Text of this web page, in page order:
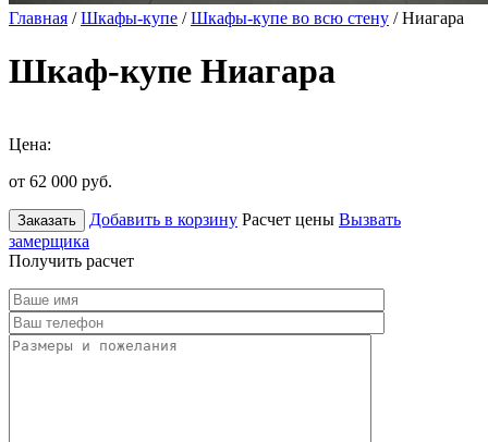
Главная /Шкафы-купе /Шкафы-купе во всю стену / Ниагара
Шкаф-купе Ниагара
Цена:
от 62 000 руб.
Заказать Добавить в корзину Расчет цены Вызвать
замерщика
Получить расчет